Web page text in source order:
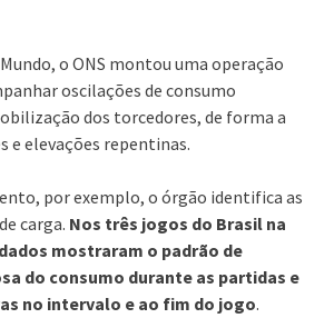
o ONS montou uma operação
oscilações de consumo
dos torcedores, de forma a
e elevações repentinas.
por exemplo, o órgão identifica as
carga. Nos três jogos do Brasil na
mostraram o padrão de
do consumo durante as partidas e
no intervalo e ao fim do jogo.